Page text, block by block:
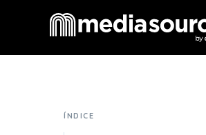
ÍNDICE